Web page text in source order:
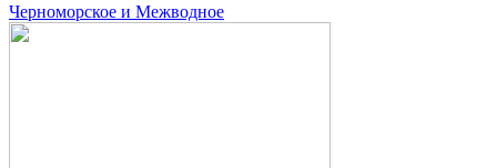
Черноморское и Межводное